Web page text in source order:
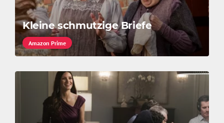
Kleine schmutzige Briefe
Amazon Prime